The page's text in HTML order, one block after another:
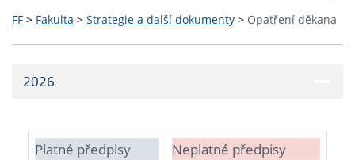
FF > Fakulta > Strategie a další dokumenty > Opatření děkana
2026
Platné předpisy Neplatné předpisy